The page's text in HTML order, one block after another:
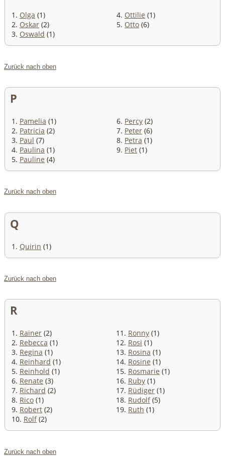
1. Olga (1)
2. Oskar (2)
3. Oswald (1)
4. Ottilie (1)
5. Otto (6)
Zurück nach oben
P
1. Pamelia (1)
2. Patricia (2)
3. Paul (7)
4. Paulina (1)
5. Pauline (4)
6. Percy (2)
7. Peter (6)
8. Petra (1)
9. Piet (1)
Zurück nach oben
Q
1. Quirin (1)
Zurück nach oben
R
1. Rainer (2)
2. Rebecca (1)
3. Regina (1)
4. Reinhard (1)
5. Reinhold (1)
6. Renate (3)
7. Richard (2)
8. Rico (1)
9. Robert (2)
10. Rolf(2)
11. Ronny (1)
12. Rosi (1)
13. Rosina (1)
14. Rosine (1)
15. Rosmarie (1)
16. Ruby (1)
17. Rüdiger (1)
18. Rudolf(5)
19. Ruth (1)
Zurück nach oben